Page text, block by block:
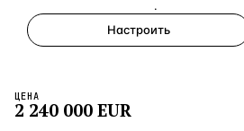
ЦЕНА
2 240 000 EUR
.
Настроить
×